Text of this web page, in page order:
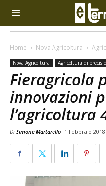
Home Nova Agricoltura
Nova Agricoltura Agricoltura di
Fieragricola
innovazioni
l’agricoltura
Di Simone Martarello 1 Febbraio 2018